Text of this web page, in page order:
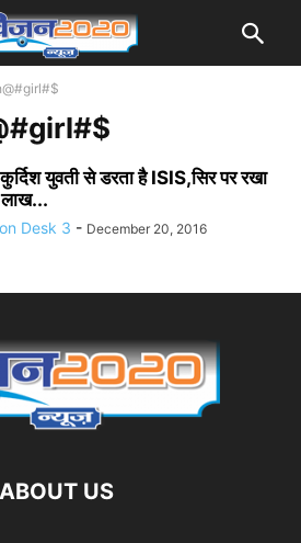
युवती से डरता है ISIS,सिर पर रखा
Desk 3 - December 20, 2016
ABOUT US